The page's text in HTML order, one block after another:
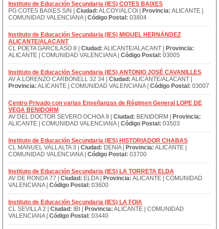
Instituto de Educación Secundaria (IES) COTES BAIXES
PG COTES BAIXES S/N | Ciudad: ALCOY/ALCOI | Provincia: ALICANTE |
COMUNIDAD VALENCIANA | Código Postal: 03804
Instituto de Educación Secundaria (IES) MIGUEL HERNÁNDEZ
ALICANTE/ALACANT
CL POETA GARCILASO 8 | Ciudad: ALICANTE/ALACANT |
Provincia:
ALICANTE | COMUNIDAD VALENCIANA | Código Postal: 03005
Instituto de Educación Secundaria (IES) ANTONIO JOSÉ CAVANILLES
AV A.LORENZO CARBONELL 32 34 | Ciudad: ALICANTE/ALACANT |
Provincia: ALICANTE | COMUNIDAD VALENCIANA | Código Postal: 03007
Centro Privado con varias Enseñanzas de Régimen General LOPE DE
VEGA BENIDORM
AV DEL DOCTOR SEVERO OCHOA 9 | Ciudad: BENIDORM |
Provincia:
ALICANTE | COMUNIDAD VALENCIANA | Código Postal: 03503
Instituto de Educación Secundaria (IES) HISTORIADOR CHABAS
CL MANUEL VALLALTA 3 | Ciudad: DENIA | Provincia: ALICANTE |
COMUNIDAD VALENCIANA | Código Postal: 03700
Instituto de Educación Secundaria (IES) LA TORRETA ELDA
AV DE RONDA 77 | Ciudad: ELDA | Provincia: ALICANTE | COMUNIDAD
VALENCIANA | Código Postal: 03600
Instituto de Educación Secundaria (IES) LA FOIA
CL SEVILLA 2 | Ciudad: IBI | Provincia: ALICANTE | COMUNIDAD
VALENCIANA | Código Postal: 03440